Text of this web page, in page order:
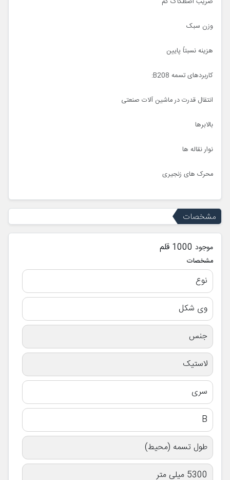
وزن سبک
هزینه نسبتاً پایین
کاربردهای تسمه B208:
انتقال قدرت در ماشین آلات صنعتی
بالابرها
نوار نقاله ها
محرک های زنجیری
مشخصات
موجود 1000 قلم
مشخصات
نوع
وی شکل
جنس
لاستیک
سری
B
طول تسمه (محیط)
5300 میلی متر